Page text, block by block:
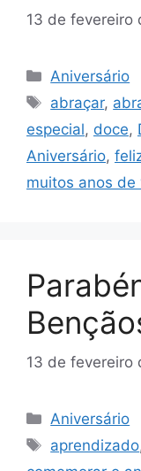
13 de fevereiro
Categorias
Aniversário
Tags
abraçar,
especial, doce,
Aniversário,
muitos anos de
13 de fevereiro
Categorias
Aniversário
Tags
aprendizado